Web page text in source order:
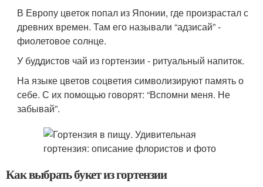
В Европу цветок попал из Японии, где произрастал с
древних времен. Там его называли “адзисай” -
фиолетовое солнце.
У буддистов чай из гортензии - ритуальный напиток.
На языке цветов соцветия символизируют память о
себе. С их помощью говорят: “Вспомни меня. Не
забывай”.
Как выбрать букет из гортензии